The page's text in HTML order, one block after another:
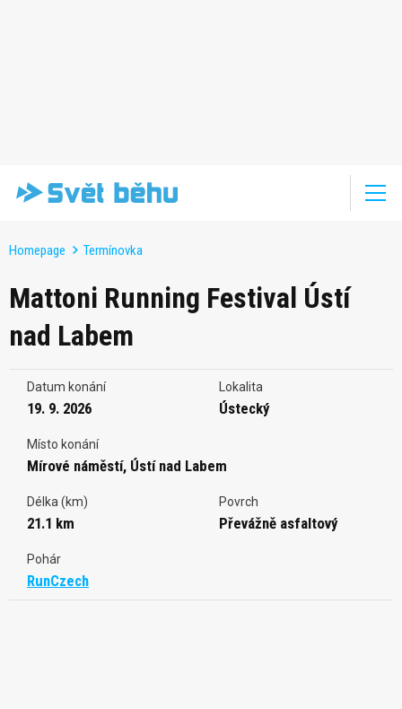
Homepage Termínovka
Mattoni Running Festival Ústí
nad Labem
Datum konání
19. 9. 2026
Lokalita
Ústecký
Místo konání
Mírové náměstí, Ústí nad Labem
Délka (km)
21.1 km
Povrch
Převážně asfaltový
Pohár
RunCzech